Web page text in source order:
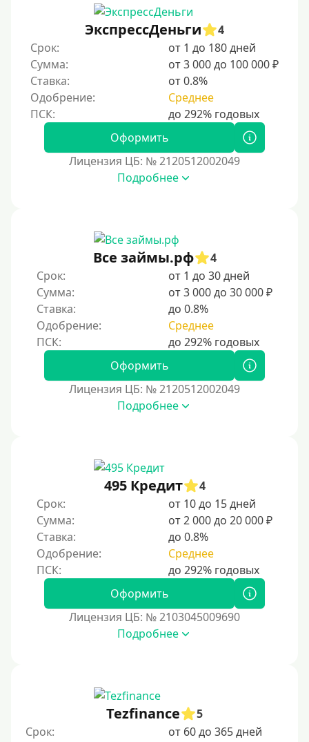
ЭкспрессДеньги
4
Срок:
от 1 до 180 дней
Сумма:
от 3 000 до 100 000 ₽
Ставка:
от 0.8%
Одобрение:
Среднее
Оформить
Лицензия ЦБ: № 2120512002049
Подробнее
Все займы.рф
4
Срок:
от 1 до 30 дней
Сумма:
от 3 000 до 30 000 ₽
Ставка:
до 0.8%
Одобрение:
Среднее
Оформить
Лицензия ЦБ: № 2120512002049
Подробнее
495 Кредит
4
Срок:
от 10 до 15 дней
Сумма:
от 2 000 до 20 000 ₽
Ставка:
до 0.8%
Одобрение:
Среднее
Оформить
Лицензия ЦБ: № 2103045009690
Подробнее
Tezfinance
5
Срок:
от 60 до 365 дней